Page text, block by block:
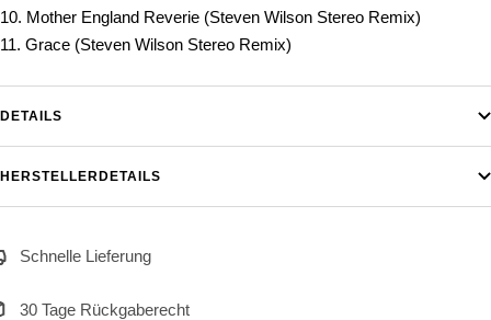
10. Mother England Reverie (Steven Wilson Stereo Remix)
11. Grace (Steven Wilson Stereo Remix)
DETAILS
HERSTELLERDETAILS
Schnelle Lieferung
30 Tage Rückgaberecht